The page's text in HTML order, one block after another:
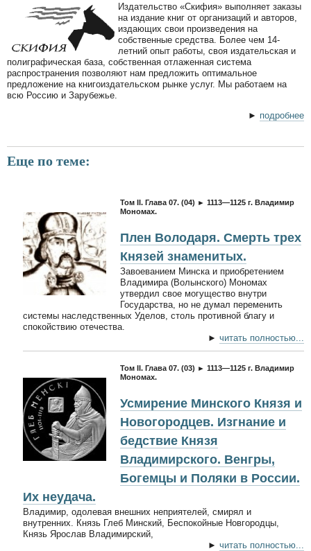
Издательство «Скифия» выполняет заказы
на издание книг от организаций и авторов,
издающих свои произведения на
собственные средства. Более чем 14-
летний опыт работы, своя издательская и
полиграфическая база, собственная отлаженная система
распространения позволяют нам предложить оптимальное
предложение на книгоиздательском рынке услуг. Мы работаем на
всю Россию и Зарубежье.
► подробнее
Еще по теме:
Том II. Глава 07. (04) ► 1113—1125 г. Владимир
Мономах.
Плен Володаря. Смерть трех
Князей знаменитых.
Завоеванием Минска и приобретением
Владимира (Волынского) Мономах
утвердил свое могущество внутри
Государства, но не думал переменить
системы наследственных Уделов, столь противной благу и
спокойствию отечества.
► читать полностью...
Том II. Глава 07. (03) ► 1113—1125 г. Владимир
Мономах.
Усмирение Минского Князя и
Новогородцев. Изгнание и
бедствие Князя
Владимирского. Венгры,
Богемцы и Поляки в России.
Их неудача.
Владимир, одолевая внешних неприятелей, смирял и
внутренних. Князь Глеб Минский, Беспокойные Новгородцы,
Князь Ярослав Владимирский,
► читать полностью...